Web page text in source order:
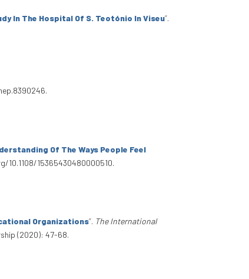
In The Hospital Of S. Teotónio In Viseu”.
Of The Ways People Feel
10.1108/15365430480000510.
Organizations”. The International
(2020): 47-68.